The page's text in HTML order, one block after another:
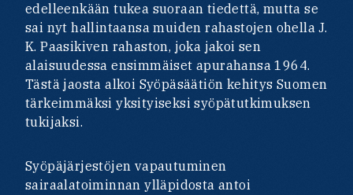
edelleenkään tukea suoraan tiedettä, mutta se
sai nyt hallintaansa muiden rahastojen ohella J.
K. Paasikiven rahaston, joka jakoi sen
alaisuudessa ensimmäiset apurahansa 1964.
Tästä jaosta alkoi Syöpäsäätiön kehitys Suomen
tärkeimmäksi yksityiseksi syöpätutkimuksen
tukijaksi.
Syöpäjärjestöjen vapautuminen
sairaalatoiminnan ylläpidosta antoi